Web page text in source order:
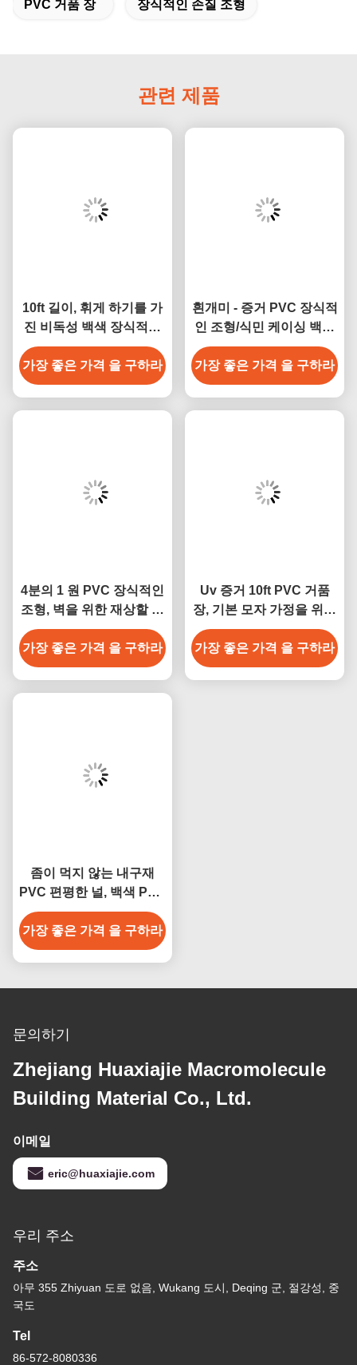
PVC 거품 장 장식적인 손질 조형
관련 제품
10ft 길이, 휘게 하기를 가
진 비독성 백색 장식적인
손질 조형
가장 좋은 가격 을 구하라
흰개미 - 증거 PVC 장식적
인 조형/식민 케이싱 백색
비닐 PVC 조형
가장 좋은 가격 을 구하라
4분의 1 원 PVC 장식적인
조형, 벽을 위한 재상할 수
있는 장식적인 조형
가장 좋은 가격 을 구하라
Uv 증거 10ft PVC 거품
장, 기본 모자 가정을 위한
백색 비닐 PVC 조형
가장 좋은 가격 을 구하라
좀이 먹지 않는 내구재
PVC 편평한 널, 백색 PVC
밀어남 단면도
가장 좋은 가격 을 구하라
문의하기
Zhejiang Huaxiajie Macromolecule
Building Material Co., Ltd.
이메일
eric@huaxiajie.com
우리 주소
주소
아무 355 Zhiyuan 도로 없음, Wukang 도시, Deqing 군, 절강성, 중
국도
Tel
86-572-8080336